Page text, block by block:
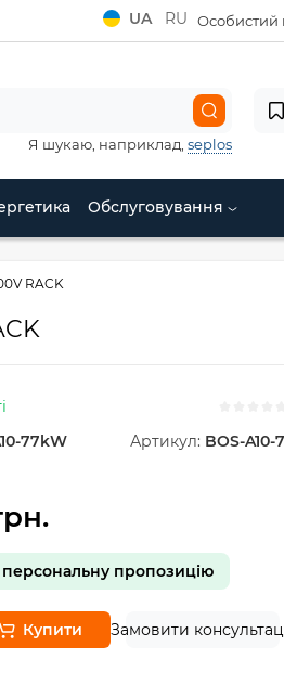
Особистий
UA RU
Я шукаю, наприклад, seplos
Обслуговування
RACK
77kW Артикул: BOS-
пропозицію
Купити Замовити